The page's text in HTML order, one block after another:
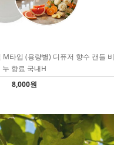
타입 (용량별) 디퓨저 향수 캔들 비
누 향료 국내H
8,000원